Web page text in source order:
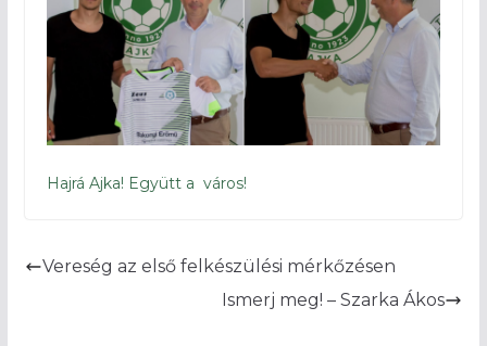
Hajrá Ajka! Együtt a város!
Vereség az első felkészülési mérkőzésen
Ismerj meg! – Szarka Ákos